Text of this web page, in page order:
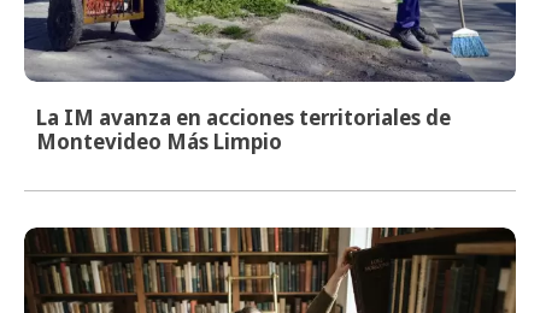
La IM avanza en acciones territoriales de
Montevideo Más Limpio